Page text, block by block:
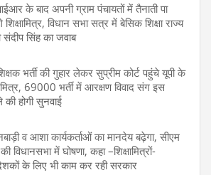
के बाद अपनी ग्राम पंचायतों में तैनाती पा
विधान सभा सत्र में बेसिक शिक्षा राज्य
संदीप सिंह का जवाब
भर्ती की गुहार लेकर सुप्रीम कोर्ट पहुंचे यूपी के
69000 भर्ती में आरक्षण विवाद संग इस
की होगी सुनवाई
व आशा कार्यकर्ताओं का मानदेय बढ़ेगा, सीएम
की विधानसभा में घोषणा, कहा –शिक्षामित्रों-
के लिए भी काम कर रही सरकार